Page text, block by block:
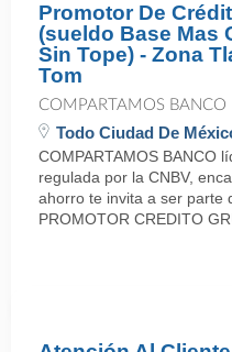
Promotor De
(sueldo Base Mas
Sin Tope) - Zona
Tom
COMPARTAMOS BANCO
Todo Ciudad De
COMPARTAMOS BANCO
regulada por la CNBV,
ahorro te invita a ser parte
PROMOTOR CREDITO